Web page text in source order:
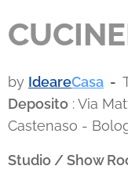
CUCINE
by IdeareCasa -
Deposito : Via
Castenaso -
Studio / Show